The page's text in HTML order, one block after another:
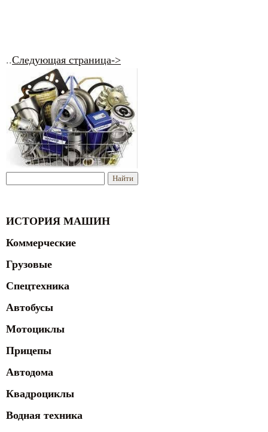
..Следующая страница->
ИСТОРИЯ МАШИН
Коммерческие
Грузовые
Спецтехника
Автобусы
Мотоциклы
Прицепы
Автодома
Квадроциклы
Водная техника